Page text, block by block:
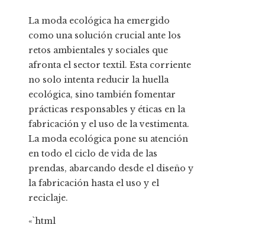
La moda ecológica ha emergido
como una solución crucial ante los
retos ambientales y sociales que
afronta el sector textil. Esta corriente
no solo intenta reducir la huella
ecológica, sino también fomentar
prácticas responsables y éticas en la
fabricación y el uso de la vestimenta.
La moda ecológica pone su atención
en todo el ciclo de vida de las
prendas, abarcando desde el diseño y
la fabricación hasta el uso y el
reciclaje.
«`html